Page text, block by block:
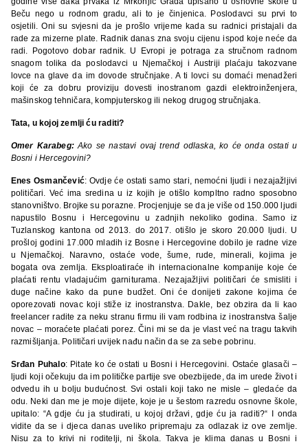
Beču nego u rodnom gradu, ali to je činjenica. Poslodavci su prvi to
osjetili. Oni su svjesni da je prošlo vrijeme kada su radnici pristajali da
rade za mizerne plate. Radnik danas zna svoju cijenu ispod koje neće da
radi. Pogotovo dobar radnik. U Evropi je potraga za stručnom radnom
snagom tolika da poslodavci u Njemačkoj i Austriji plaćaju takozvane
lovce na glave da im dovode stručnjake. A ti lovci su domaći menadžeri
koji će za dobru proviziju dovesti inostranom gazdi elektroinženjera,
mašinskog tehničara, kompjuterskog ili nekog drugog stručnjaka.
Tata, u kojoj zemlji ću raditi?
Omer Karabeg:Ako se nastavi ovaj trend odlaska, ko će onda ostati u
Bosni i Hercegovini?
Enes Osmančević: Ovdje će ostati samo stari, nemoćni ljudi i nezajažljivi
političari. Već ima sredina u iz kojih je otišlo kompltno radno sposobno
stanovništvo. Brojke su porazne. Procjenjuje se da je više od 150.000 ljudi
napustilo Bosnu i Hercegovinu u zadnjih nekoliko godina. Samo iz
Tuzlanskog kantona od 2013. do 2017. otišlo je skoro 20.000 ljudi. U
prošloj godini 17.000 mladih iz Bosne i Hercegovine dobilo je radne vize
u Njemačkoj. Naravno, ostaće vode, šume, rude, minerali, kojima je
bogata ova zemlja. Eksploatiraće ih internacionalne kompanije koje će
plaćati rentu vladajućim garniturama. Nezajažljivi političari će smisliti i
duge načine kako da pune budžet. Oni će donijeti zakone kojima će
oporezovati novac koji stiže iz inostranstva. Dakle, bez obzira da li kao
freelancer radite za neku stranu firmu ili vam rodbina iz inostranstva šalje
novac – moraćete plaćati porez. Čini mi se da je vlast već na tragu takvih
razmišljanja. Političari uvijek nađu način da se za sebe pobrinu.
Srđan Puhalo: Pitate ko će ostati u Bosni i Hercegovini. Ostaće glasači –
ljudi koji očekuju da im političke partije sve obezbijede, da im urede život i
odvedu ih u bolju budućnost. Svi ostali koji tako ne misle – gledaće da
odu. Neki dan me je moje dijete, koje je u šestom razredu osnovne škole,
upitalo: “A gdje ću ja studirati, u kojoj državi, gdje ću ja raditi?“ I onda
vidite da se i djeca danas uveliko pripremaju za odlazak iz ove zemlje.
Nisu za to krivi ni roditelji, ni škola. Takva je klima danas u Bosni i